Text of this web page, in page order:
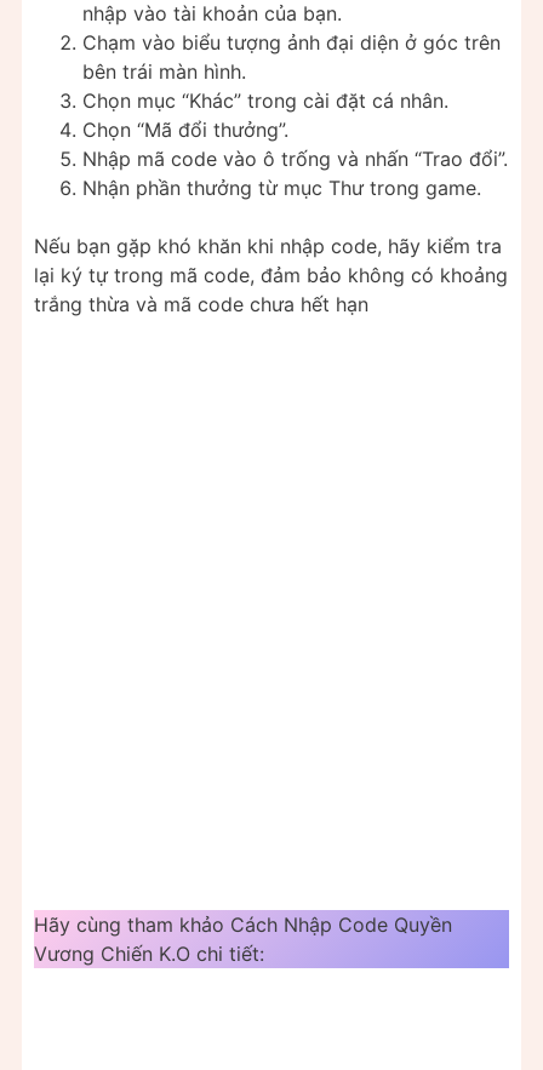
nhập vào tài khoản của bạn.
Chạm vào biểu tượng ảnh đại diện ở góc trên
bên trái màn hình.
Chọn mục “Khác” trong cài đặt cá nhân.
Chọn “Mã đổi thưởng”.
Nhập mã code vào ô trống và nhấn “Trao đổi”.
Nhận phần thưởng từ mục Thư trong game.
Nếu bạn gặp khó khăn khi nhập code, hãy kiểm tra
lại ký tự trong mã code, đảm bảo không có khoảng
trắng thừa và mã code chưa hết hạn
Hãy cùng tham khảo Cách Nhập Code Quyền
Vương Chiến K.O chi tiết: